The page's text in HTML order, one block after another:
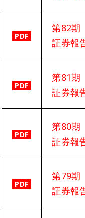
PDF
第82期
証券報
PDF
第81期
証券報
PDF
第80期
証券報
PDF
第79期
証券報